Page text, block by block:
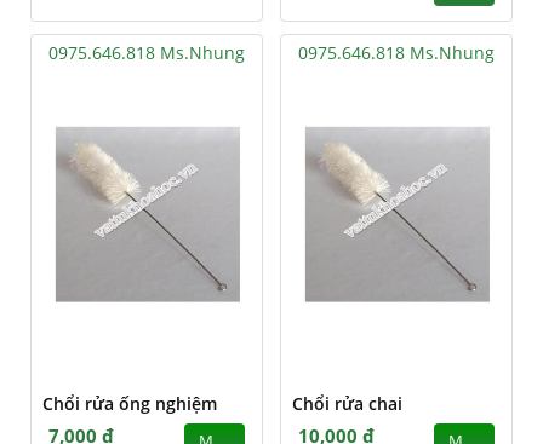
0975.646.818 Ms.Nhung
Chổi rửa ống nghiệm
7,000 đ
0975.646.818 Ms.Nhung
Chổi rửa chai
10,000 đ